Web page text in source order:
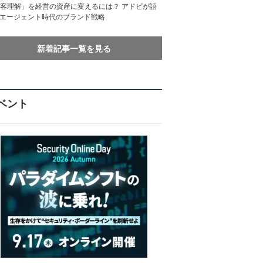
客理解」を経営の資産に変えるには？ アドビが語
ージェント時代のブランド戦略
新着記事一覧を見る
ント